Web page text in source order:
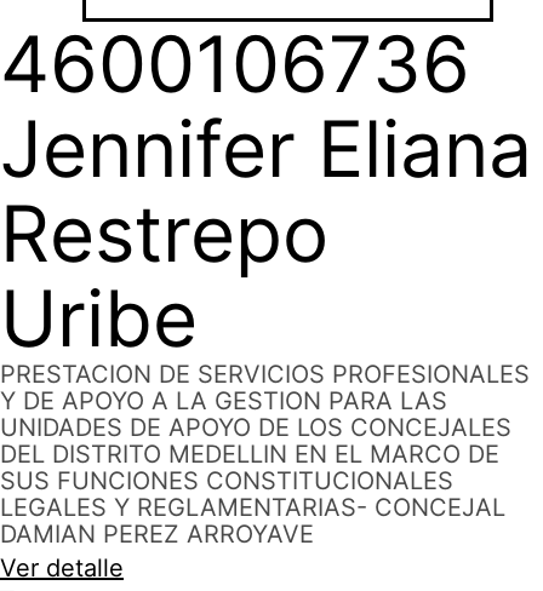
4600106736
Jennifer Eliana
Restrepo
Uribe
PRESTACION DE SERVICIOS PROFESIONALES
Y DE APOYO A LA GESTION PARA LAS
UNIDADES DE APOYO DE LOS CONCEJALES
DEL DISTRITO MEDELLIN EN EL MARCO DE
SUS FUNCIONES CONSTITUCIONALES
LEGALES Y REGLAMENTARIAS- CONCEJAL
DAMIAN PEREZ ARROYAVE
Ver detalle